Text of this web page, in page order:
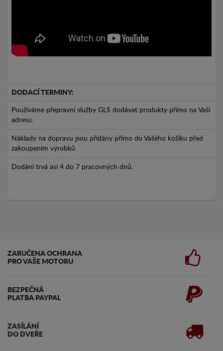
DODACÍ TERMINY:
Používáme přepravní služby GLS dodávat produkty přímo na Vaši
adresu.
Náklady na dopravu jsou přidány přímo do Vašého košíku před
zakoupením výrobků.
Dodání trvá asi 4 do 7 pracovných dnů.
ZARUČENA OCHRANA
PRO VAŠE MOTORU
BEZPEČNÁ
PLATBA PAYPAL
ZASÍLÁNÍ
DO DVEŘE